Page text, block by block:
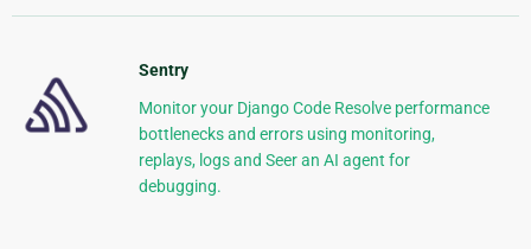
Sentry
Monitor your Django Code Resolve performance
bottlenecks and errors using monitoring,
replays, logs and Seer an AI agent for
debugging.